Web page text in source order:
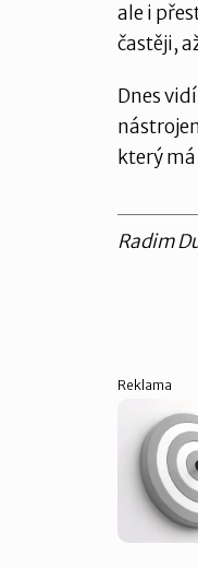
ale i
častěji,
Dnes
který
Radim
Reklama